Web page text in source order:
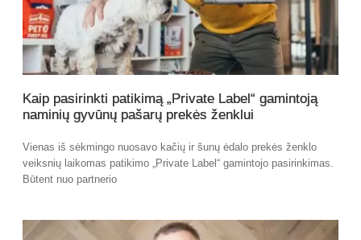
Kaip pasirinkti patikimą „Private Label“ gamintoją
naminių gyvūnų pašarų prekės ženklui
Vienas iš sėkmingo nuosavo kačių ir šunų ėdalo prekės ženklo
veiksnių laikomas patikimo „Private Label“ gamintojo pasirinkimas.
Būtent nuo partnerio